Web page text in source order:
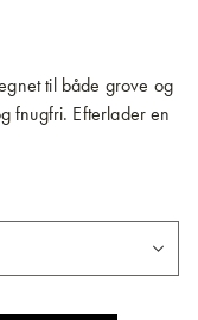
til både grove og
fnugfri. Efterlader en